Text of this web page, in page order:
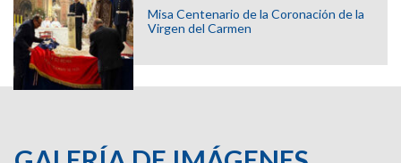
Misa Centenario de la Coronación de la
Virgen del Carmen